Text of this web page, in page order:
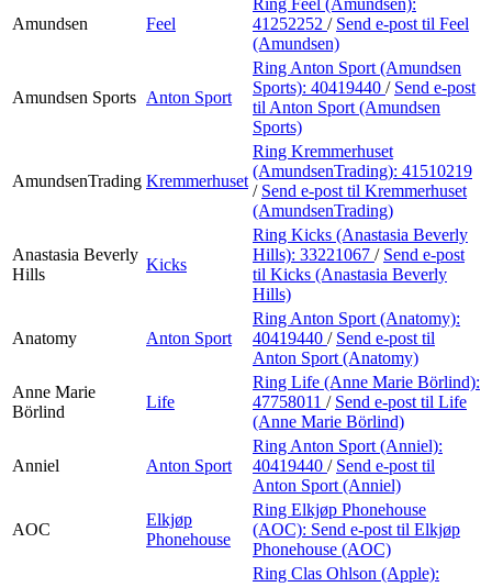
Amundsen Feel
41252252 / Send e-post til Feel
(Amundsen)
Amundsen Sports Anton Sport
Ring Anton Sport (Amundsen
Sports): 40419440 / Send e-post
til Anton Sport (Amundsen
Sports)
AmundsenTrading Kremmerhuset
Ring Kremmerhuset
(AmundsenTrading): 41510219
/ Send e-post til Kremmerhuset
(AmundsenTrading)
Anastasia Beverly
Hills
Kicks
Ring Kicks (Anastasia Beverly
Hills): 33221067 / Send e-post
til Kicks (Anastasia Beverly
Hills)
Anatomy Anton Sport
Ring Anton Sport (Anatomy):
40419440 / Send e-post til
Anton Sport (Anatomy)
Anne Marie
Börlind
Life
Ring Life (Anne Marie Börlind):
47758011 / Send e-post til Life
(Anne Marie Börlind)
Anniel Anton Sport
Ring Anton Sport (Anniel):
40419440 / Send e-post til
Anton Sport (Anniel)
AOC
Elkjøp
Phonehouse
Ring Elkjøp Phonehouse
(AOC): Send e-post til Elkjøp
Phonehouse (AOC)
Ring Clas Ohlson (Apple):